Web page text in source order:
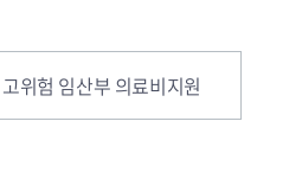
고위험 임산부 의료비지원